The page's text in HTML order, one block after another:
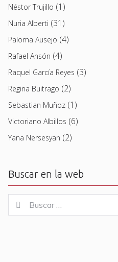
Néstor Trujillo (1)
Nuria Alberti (31)
Paloma Ausejo (4)
Rafael Ansón (4)
Raquel García Reyes (3)
Regina Buitrago (2)
Sebastian Muñoz (1)
Victoriano Albillos (6)
Yana Nersesyan (2)
Buscar en la web
for:
Buscar